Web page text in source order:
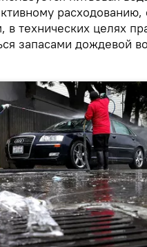
расходованию,
технических целях
запасами дождевой